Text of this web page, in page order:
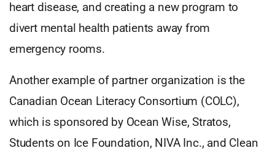
heart disease, and creating a new program to
divert mental health patients away from
emergency rooms.
Another example of partner organization is the
Canadian Ocean Literacy Consortium (COLC),
which is sponsored by Ocean Wise, Stratos,
Students on Ice Foundation, NIVA Inc., and Clean